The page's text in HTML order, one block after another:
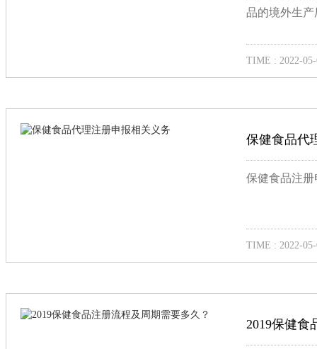
品的境外生
TIME : 2022-
保健食品代
保健食品注
TIME : 2022-
2019保健食